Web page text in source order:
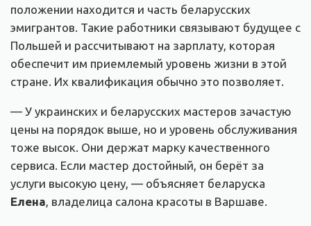
положении находится и часть беларусских
эмигрантов. Такие работники связывают будущее с
Польшей и рассчитывают на зарплату, которая
обеспечит им приемлемый уровень жизни в этой
стране. Их квалификация обычно это позволяет.
— У украинских и беларусских мастеров зачастую
цены на порядок выше, но и уровень обслуживания
тоже высок. Они держат марку качественного
сервиса. Если мастер достойный, он берёт за
услуги высокую цену, — объясняет беларуска
Елена , владелица салона красоты в Варшаве.